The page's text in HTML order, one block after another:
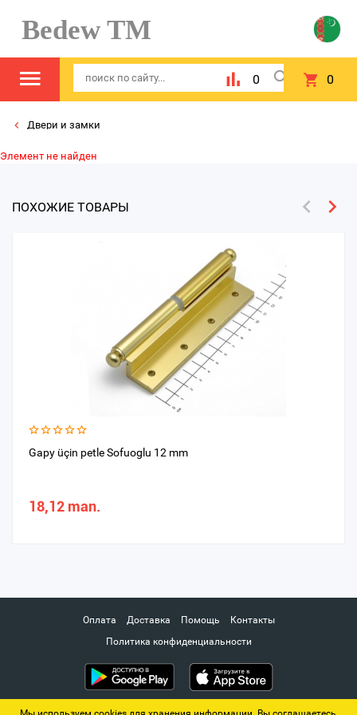
Bedew TM
0 0
Двери и замки
Элемент не найден
ПОХОЖИЕ ТОВАРЫ
Gapy üçin petle Sofuoglu 12 mm
18,12 man.
Оплата Доставка Помощь
Контакты
Политика конфиденциальности